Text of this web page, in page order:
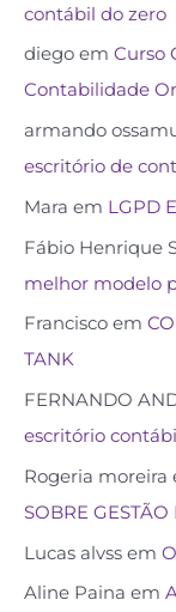
contábil do zero
diego em Curso
Contabilidade
armando
escritório de
Mara em LGPD
Fábio Henrique
melhor modelo
Francisco em
TANK
FERNANDO
escritório
Rogeria moreira
SOBRE GESTÃO
Lucas alvss em
Aline Paina em